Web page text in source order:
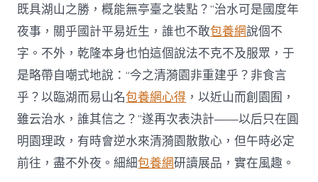
既具湖山之勝，概能無亭臺之裝點？”治水可是國度年
夜事，關乎國計平易近生，誰也不敢包養網說個不
字。不外，乾隆本身也怕這個說法不克不及服眾，于
是略帶自嘲式地說：“今之清漪園非重建乎？非食言
乎？以臨湖而易山名包養網心得 ，以近山而創園囿，
雖云治水，誰其信之？”遂再次表決計——以后只在圓
明園理政，有時會逆水來清漪園散散心，但午時必定
前往，盡不外夜。細細包養網研讀展品，實在風趣。